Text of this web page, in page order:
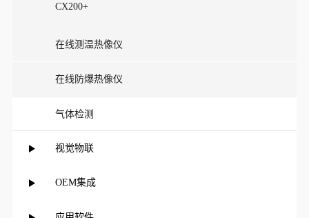
CX200+
在线测温热像仪
在线防爆热像仪
气体检测
视觉物联
OEM集成